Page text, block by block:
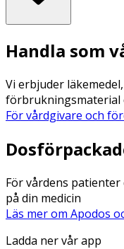
Handla som
Vi erbjuder
förbrukningsmaterial
För vårdgivare och
För vårdens
på din medicin
Läs mer om Apodos
Ladda ner vår app